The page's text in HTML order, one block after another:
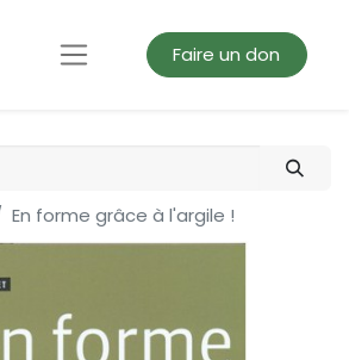
Faire un don
En forme grâce à l'argile !